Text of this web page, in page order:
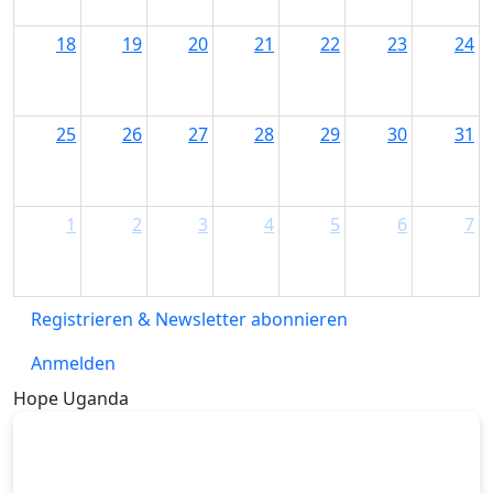
18 19 20 21 22 23 24
25 26 27 28 29 30 31
1 2 3 4 5 6 7
Registrieren & Newsletter abonnieren
Anmelden
Hope Uganda